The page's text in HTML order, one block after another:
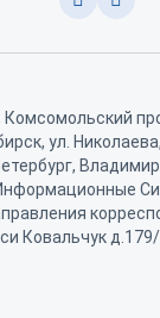
Комсомольский
ул.
Ковальчук